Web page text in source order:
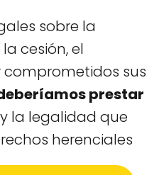
sobre la
cesión, el
sus
prestar
y la legalidad que
herenciales